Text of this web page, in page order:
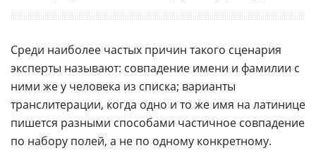
Среди наиболее частых причин такого сценария
эксперты называют: совпадение имени и фамилии с
ними же у человека из списка; варианты
транслитерации, когда одно и то же имя на латинице
пишется разными способами частичное совпадение
по набору полей, а не по одному конкретному.